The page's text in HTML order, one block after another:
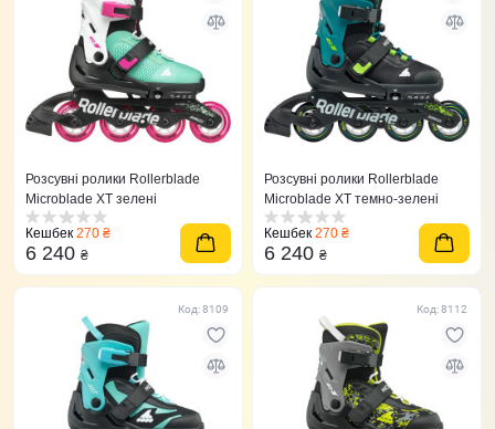
Розсувні ролики Rollerblade
Microblade XT зелені
Кешбек 270 ₴
6 240 ₴
Розсувні ролики Rollerblade
Microblade XT темно-зелені
Кешбек 270 ₴
6 240 ₴
Код: 8109 Код: 8112